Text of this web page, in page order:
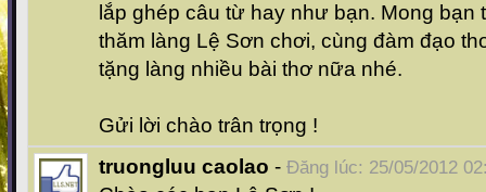
lắp ghép câu từ hay như bạn. Mong bạn
thăm làng Lệ Sơn chơi, cùng đàm đạo
tặng làng nhiều bài thơ nữa nhé.
Gửi lời chào trân trọng !
truongluu caolao - Đăng lúc: 25/05/2012